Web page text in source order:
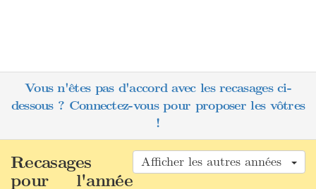
Vous n'êtes pas d'accord avec les recasages ci-
dessous ? Connectez-vous pour proposer les vôtres
!
Afficher les autres années
Recasages
pour l'année